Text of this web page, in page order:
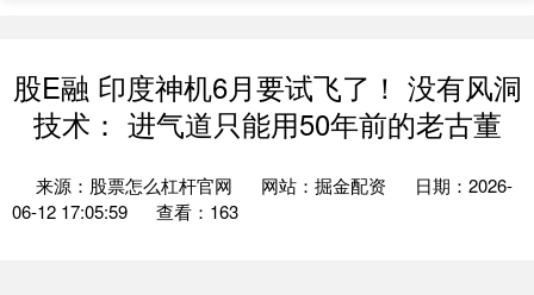
股E融 印度神机6月要试飞了！ 没有风洞
技术： 进气道只能用50年前的老古董
来源：股票怎么杠杆官网 网站：掘金配资
日期：2026-
06-12 17:05:59
查看：163